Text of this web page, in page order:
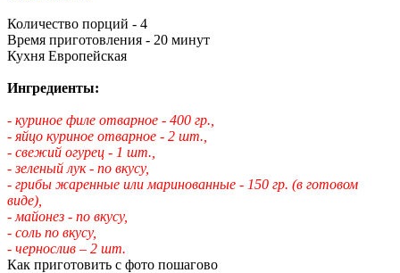
Количество порций - 4
Время приготовления - 20 минут
Кухня Европейская
Ингредиенты:
- куриное филе отварное - 400 гр.,
- яйцо куриное отварное - 2 шт.,
- свежий огурец - 1 шт.,
- зеленый лук - по вкусу,
- грибы жаренные или маринованные - 150 гр. (в готовом
виде),
- майонез - по вкусу,
- соль по вкусу,
- чернослив – 2 шт.
Как приготовить с фото пошагово